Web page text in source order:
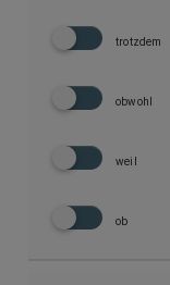
trotzdem
obwohl
weil
ob